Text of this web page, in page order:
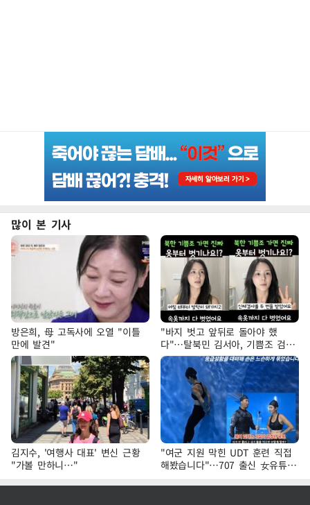
많이 본 기사
방은희, 母 고독사에 오열 "이틀
만에 발견"
"바지 벗고 앞뒤로 돌아야 했
다"…탈북민 김서아, 기쁨조 검사
수치심 회상
김지수, '여행사 대표' 변신 근황
"가볼 만하니…"
"여군 지원 막힌 UDT 훈련 직접
해봤습니다"…707 출신 女유튜버
'완벽 소화'